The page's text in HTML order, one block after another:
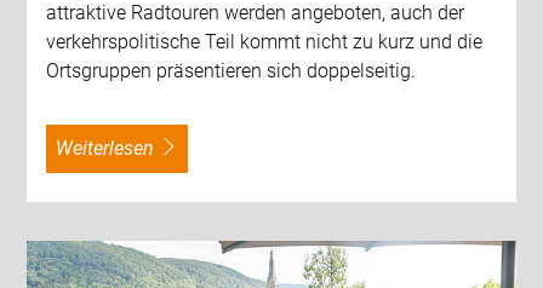
attraktive Radtouren werden angeboten, auch der
verkehrspolitische Teil kommt nicht zu kurz und die
Ortsgruppen präsentieren sich doppelseitig.
weiterlesen